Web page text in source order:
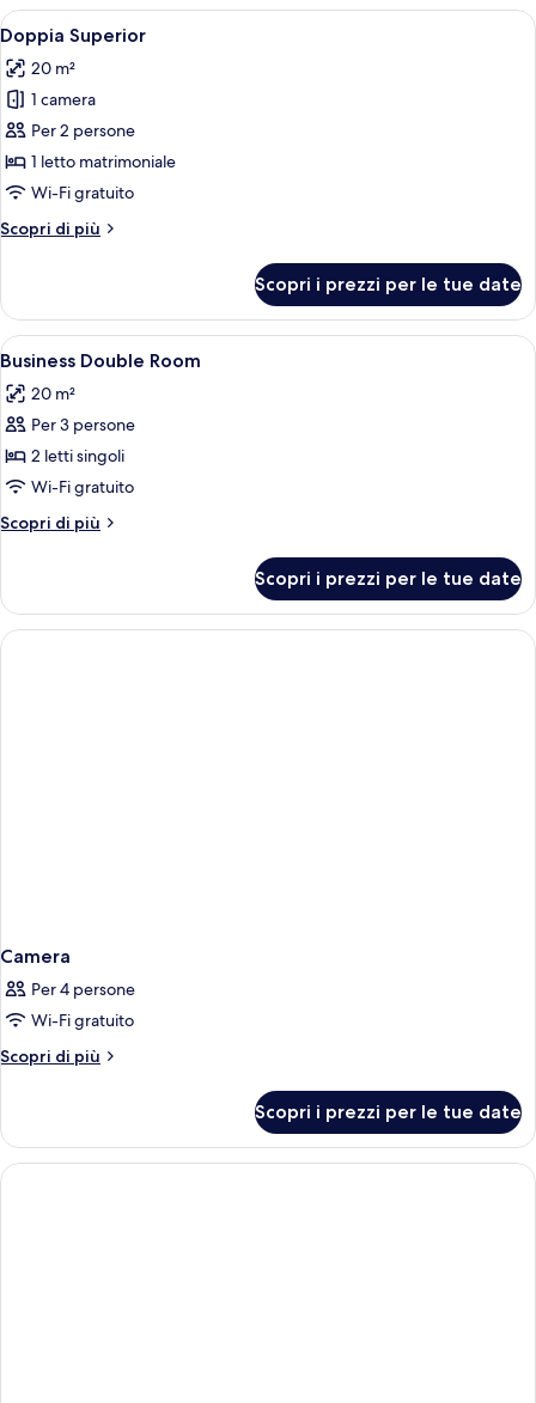
con
2
letti
singoli
Apri
tutte
le
foto
per
Doppia
Superior
Doppia Superior | Biancheria da
2
Doppia Superior
20 m²
1 camera
Per 2 persone
1 letto matrimoniale
Wi-Fi gratuito
Scopri di più
Altri
Superior
Scopri i prezzi per le tue date
Apri
tutte
le
foto
per
Business
Double
Room
Biancheria da letto ipoallergenica,
1
Business Double Room
20 m²
Per 3 persone
2 letti singoli
Wi-Fi gratuito
Scopri di più
Altri
Double
Room
Scopri i prezzi per le tue date
Camera
Per 4 persone
Wi-Fi gratuito
Scopri di più
Altri
Scopri i prezzi per le tue date